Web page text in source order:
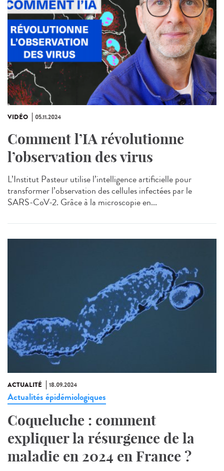
VIDÉO 05.11.2024
Comment l’IA révolutionne
l’observation des virus
L’Institut Pasteur utilise l’intelligence artificielle pour
transformer l’observation des cellules infectées par le
SARS-CoV-2. Grâce à la microscopie en...
ACTUALITÉ 18.09.2024
Actualités épidémiologiques
Coqueluche : comment
expliquer la résurgence de la
maladie en 2024 en France ?